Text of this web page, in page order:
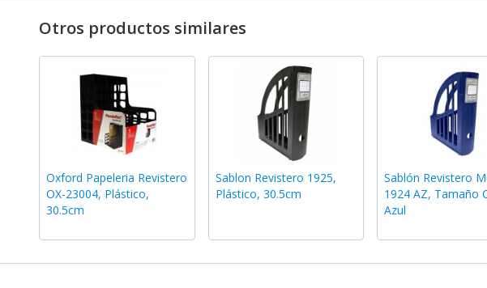
Otros productos similares
Oxford Papeleria Revistero
OX-23004, Plástico,
30.5cm
Sablon Revistero 1925,
Plástico, 30.5cm
Sablón Revistero
1924 AZ, Tamaño
Azul